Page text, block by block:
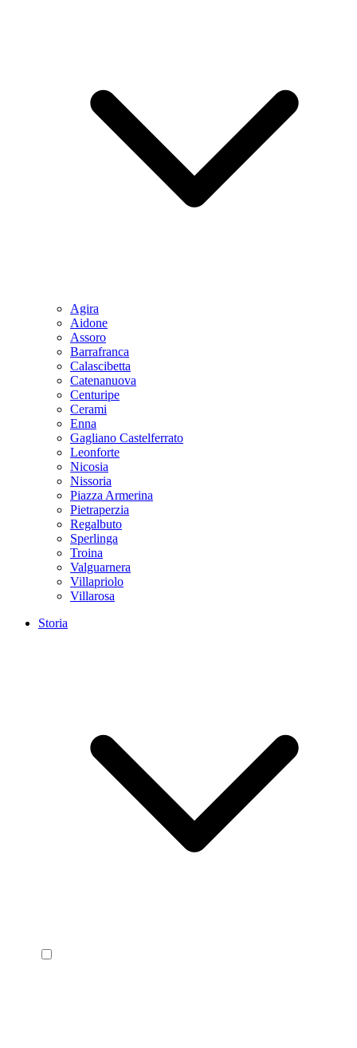
Agira
Aidone
Assoro
Barrafranca
Calascibetta
Catenanuova
Centuripe
Cerami
Enna
Gagliano Castelferrato
Leonforte
Nicosia
Nissoria
Piazza Armerina
Pietraperzia
Regalbuto
Sperlinga
Troina
Valguarnera
Villapriolo
Villarosa
Storia